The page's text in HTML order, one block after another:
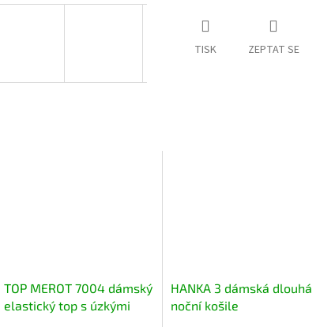
TISK ZEPTAT SE
TOP MEROT 7004 dámský
elastický top s úzkými
HANKA 3 dámská dlouhá
noční košile